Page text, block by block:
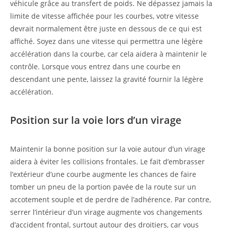
véhicule grâce au transfert de poids. Ne dépassez jamais la
limite de vitesse affichée pour les courbes, votre vitesse
devrait normalement être juste en dessous de ce qui est
affiché. Soyez dans une vitesse qui permettra une légère
accélération dans la courbe, car cela aidera à maintenir le
contrôle. Lorsque vous entrez dans une courbe en
descendant une pente, laissez la gravité fournir la légère
accélération.
Position sur la voie lors d’un virage
Maintenir la bonne position sur la voie autour d’un virage
aidera à éviter les collisions frontales. Le fait d’embrasser
l’extérieur d’une courbe augmente les chances de faire
tomber un pneu de la portion pavée de la route sur un
accotement souple et de perdre de l’adhérence. Par contre,
serrer l’intérieur d’un virage augmente vos changements
d’accident frontal, surtout autour des droitiers, car vous